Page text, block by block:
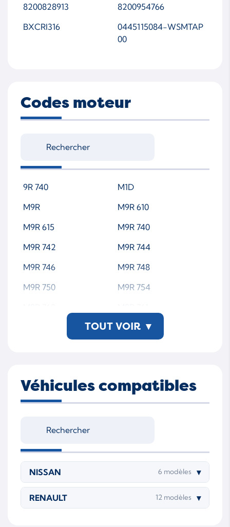
8200828913
8200954766
BXCRI316
0445115084-WSMTAP
00
Codes moteur
9R 740
M1D
M9R
M9R 610
M9R 615
M9R 740
M9R 742
M9R 744
M9R 746
M9R 748
M9R 750
M9R 754
M9R 763
M9R 806
M9R 808
M9R 809
M9R 812
M9R 814
M9R 816
M9R 820
M9R 828
M9R 844
M9R 845
M9R 846
TOUT VOIR ▾
Véhicules compatibles
NISSAN 6 modèles ▾
RENAULT 12 modèles ▾